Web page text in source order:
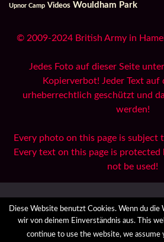
Upnor Camp Videos Wouldham Park
© 2009-2024 British Army in
Jedes Foto auf dieser Seite
Kopierverbot! Jeder Text auf
urheberrechtlich geschützt und
werden!
Every photo on this page is subject
Every text on this page is
not be used!
All Reports Archives
Datenzugriffsanfrage
© 2026 British Army in Hameln.
Diese Website benutzt Cookies. Wenn du
wir von deinem Einverständnis aus. This
continue to use the website, we assume